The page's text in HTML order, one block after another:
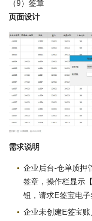
（9）签章
页面设计
需求说明
企业后台-仓单质押
签章，操作栏显示
钮，请求E签宝电子
企业未创建E签宝